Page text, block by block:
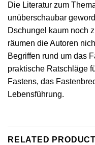
Die Literatur zum
unüberschaubar
Dschungel kaum noch
räumen die Autoren
Begriffen rund um das
praktische Ratschläge
Fastens, das
Lebensführung.
RELATED